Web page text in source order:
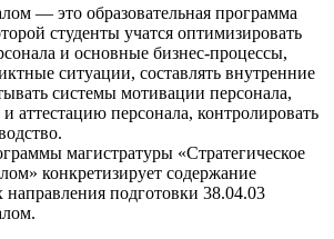
— это образовательная программа
студенты учатся оптимизировать
и основные бизнес-процессы,
ситуации, составлять внутренние
системы мотивации персонала,
аттестацию персонала, контролировать
магистратуры «Стратегическое
конкретизирует содержание
подготовки 38.04.03